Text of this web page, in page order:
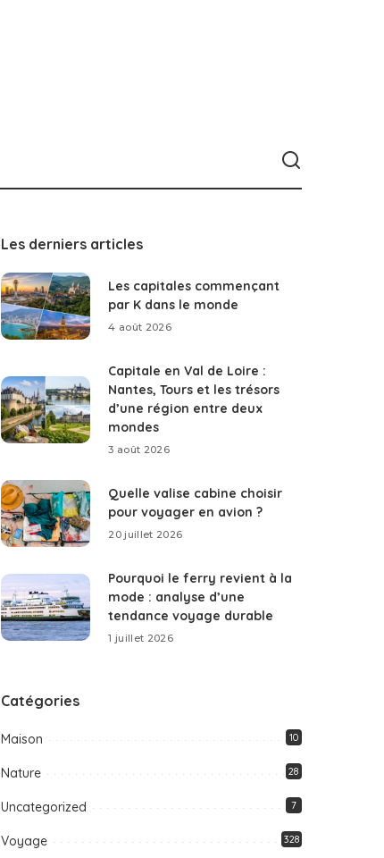
Les derniers articles
Les capitales commençant
par K dans le monde
4 août 2026
Capitale en Val de Loire :
Nantes, Tours et les trésors
d’une région entre deux
mondes
3 août 2026
Quelle valise cabine choisir
pour voyager en avion ?
20 juillet 2026
Pourquoi le ferry revient à la
mode : analyse d’une
tendance voyage durable
1 juillet 2026
Catégories
Maison 10
Nature 28
Uncategorized 7
Voyage 328